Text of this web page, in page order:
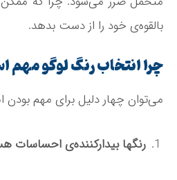
بالقوه‌­ی خود را از دست بدهد.
چرا انتخاب رنگ لوگو مهم
می­‌توان چهار دلیل برای مهم بودن
رنگ­ها بیدارکننده­‌ی احساسات